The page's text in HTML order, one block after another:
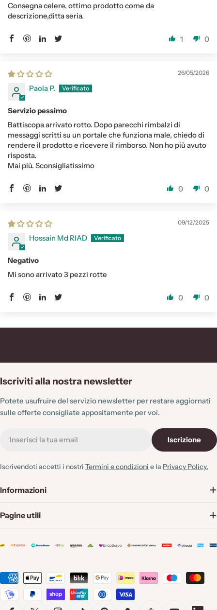
Consegna celere, ottimo prodotto come da
descrizione,ditta seria.
1 0
26/05/2026
Paola P.
Servizio pessimo
Battiscopa arrivato rotto. Dopo parecchi rimbalzi di
messaggi scritti su un portale che funziona male, chiedo di
rendere il prodotto e ricevere il rimborso. Non ho più avuto
risposta.
Mai più. Sconsigliatissimo
0 0
09/12/2025
Hossain Md RIAD
Negativo
Mi sono arrivato 3 pezzi rotte
0 0
Iscriviti alla nostra newsletter
Potete usufruire del servizio newsletter per restare aggiornati
sulle offerte consigliate appositamente per voi.
mail
Iscrizione
Iscrivendoti accetti i nostri Termini e condizioni e la Privacy Policy.
Informazioni
Pagine utili
Metodi
di
pagamento